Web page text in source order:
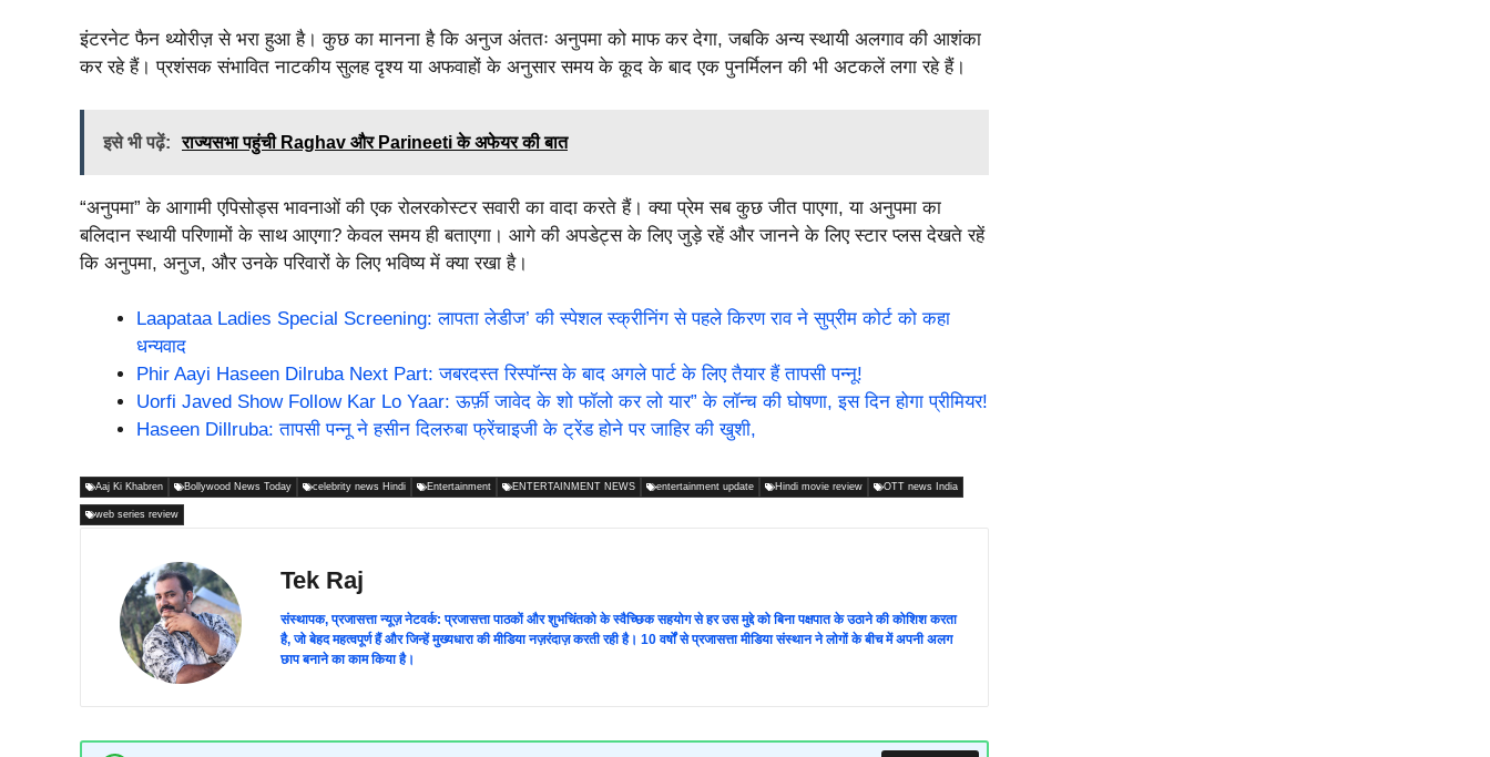
इंटरनेट फैन थ्योरीज़ से भरा हुआ है। कुछ का मानना है कि अनुज अंततः अनुपमा को माफ कर देगा, जबकि अन्य स्थायी अलगाव की आशंका
कर रहे हैं। प्रशंसक संभावित नाटकीय सुलह दृश्य या अफवाहों के अनुसार समय के कूद के बाद एक पुनर्मिलन की भी अटकलें लगा रहे हैं।
इसे भी पढ़ें: राज्यसभा पहुंची Raghav और Parineeti के अफेयर की बात
“अनुपमा” के आगामी एपिसोड्स भावनाओं की एक रोलरकोस्टर सवारी का वादा करते हैं। क्या प्रेम सब कुछ जीत पाएगा, या अनुपमा का
बलिदान स्थायी परिणामों के साथ आएगा? केवल समय ही बताएगा। आगे की अपडेट्स के लिए जुड़े रहें और जानने के लिए स्टार प्लस देखते रहें
कि अनुपमा, अनुज, और उनके परिवारों के लिए भविष्य में क्या रखा है।
Laapataa Ladies Special Screening: लापता लेडीज’ की स्पेशल स्क्रीनिंग से पहले किरण राव ने सुप्रीम कोर्ट को कहा
धन्यवाद
Phir Aayi Haseen Dilruba Next Part: जबरदस्त रिस्पॉन्स के बाद अगले पार्ट के लिए तैयार हैं तापसी पन्नू!
Uorfi Javed Show Follow Kar Lo Yaar: ऊर्फ़ी जावेद के शो फॉलो कर लो यार” के लॉन्च की घोषणा, इस दिन होगा प्रीमियर!
Haseen Dillruba: तापसी पन्नू ने हसीन दिलरुबा फ्रेंचाइजी के ट्रेंड होने पर जाहिर की खुशी,
Aaj Ki Khabren Bollywood News Today celebrity news Hindi Entertainment ENTERTAINMENT NEWS entertainment update Hindi movie review OTT news India
web series review
Tek Raj
संस्थापक, प्रजासत्ता न्यूज़ नेटवर्क: प्रजासत्ता पाठकों और शुभचिंतको के स्वैच्छिक सहयोग से हर उस मुद्दे को बिना पक्षपात के उठाने की कोशिश करता
है, जो बेहद महत्वपूर्ण हैं और जिन्हें मुख्यधारा की मीडिया नज़रंदाज़ करती रही है। 10 वर्षों से प्रजासत्ता मीडिया संस्थान ने लोगों के बीच में अपनी अलग
छाप बनाने का काम किया है।